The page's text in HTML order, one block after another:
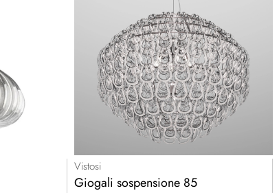
Vistosi
Giogali sospensione 85